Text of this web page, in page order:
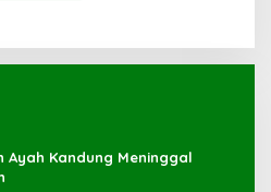
Ayah Kandung Meninggal